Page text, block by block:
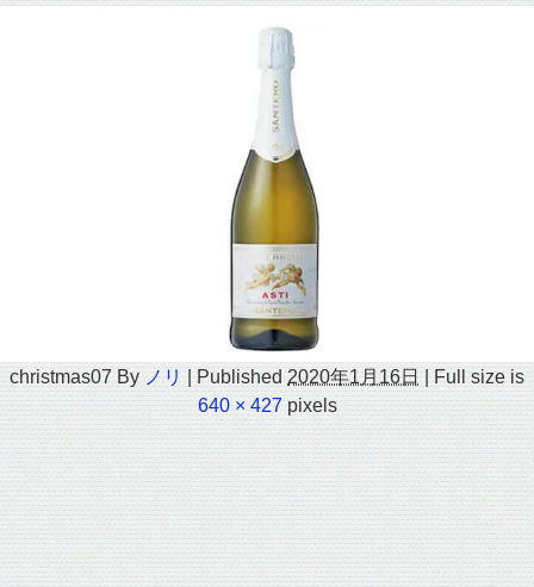
christmas07 By ノリ Published 2020年1月16日
Full size is
640 × 427 pixels